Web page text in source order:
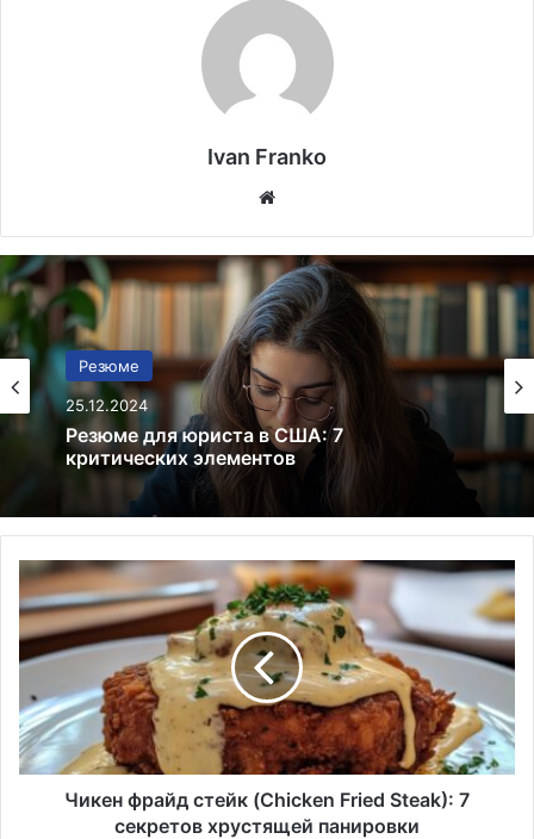
Ivan Franko
Резюме
24.12.2024
Как составить резюме в США: 6
инновационных подходов в написании
Чикен
фрайд
стейк
(Chicken
Fried
Steak):
7
секретов
хрустящей
панировкиЧикен фрайд стейк (Chicken Fried Steak): 7
секретов хрустящей панировки